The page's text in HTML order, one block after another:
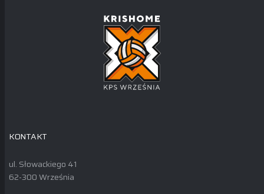
KONTAKT
ul. Słowackiego 41
62-300 Września